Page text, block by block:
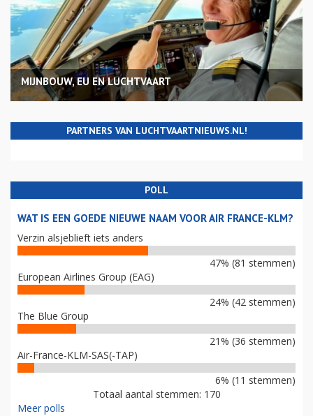
MIJNBOUW, EU EN LUCHTVAART
PARTNERS VAN LUCHTVAARTNIEUWS.NL!
POLL
WAT IS EEN GOEDE NIEUWE NAAM VOOR AIR FRANCE-KLM?
Verzin alsjeblieft iets anders
47% (81 stemmen)
European Airlines Group (EAG)
24% (42 stemmen)
The Blue Group
21% (36 stemmen)
Air-France-KLM-SAS(-TAP)
6% (11 stemmen)
Totaal aantal stemmen: 170
Meer polls